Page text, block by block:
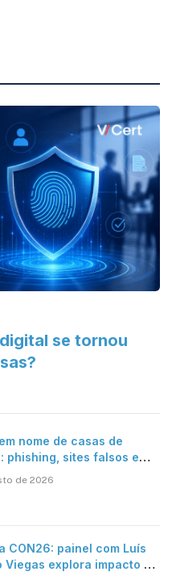
se tornou
nome de casas de
phishing, sites falsos e
de 2026
CON26: painel com Luís
Viegas explora impacto de